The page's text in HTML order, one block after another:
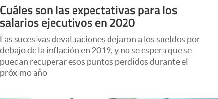
Mercados Online
Negocios
Columnistas
Otras secciones
Cuáles son las expectativas para los
salarios ejecutivos en 2020
Las sucesivas devaluaciones dejaron a los sueldos por
debajo de la inflación en 2019, y no se espera que se
puedan recuperar esos puntos perdidos durante el
próximo año